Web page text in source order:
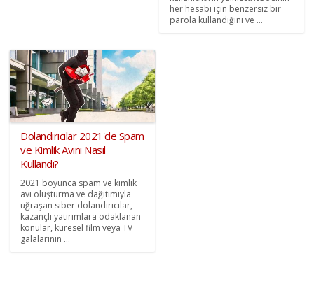
her hesabı için benzersiz bir
parola kullandığını ve ...
Dolandırıcılar 2021'de Spam
ve Kimlik Avını Nasıl
Kullandı?
2021 boyunca spam ve kimlik
avı oluşturma ve dağıtımıyla
uğraşan siber dolandırıcılar,
kazançlı yatırımlara odaklanan
konular, küresel film veya TV
galalarının ...